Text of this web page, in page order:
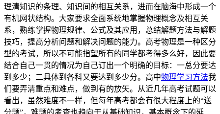
理清知识的条理、知识间的相互关系，进而在脑海中形成一个
有机网状结构。大家要求全面系统地掌握物理概念及相互关
系，熟练掌握物理规律、公式及其应用，总结解题方法与解题
技巧，提高分析问题和解决问题的能力。高考物理是一种区分
型的考试，所以不可能指望所有的同学都考得多么好，因此要
结合自己一贯的情况为自己订出一个明确的目标：一总分要达
到多少；二具体到各科又要达到多少分。高中物理学习方法我
们要弄清重点和难点，做到有的放矢。从近几年高考试题可以
看出，虽然难度不一样，但每年高考都会有很大程度上的“送
分题”，难题的考查也趋向于从基础知识，基本概念下的延